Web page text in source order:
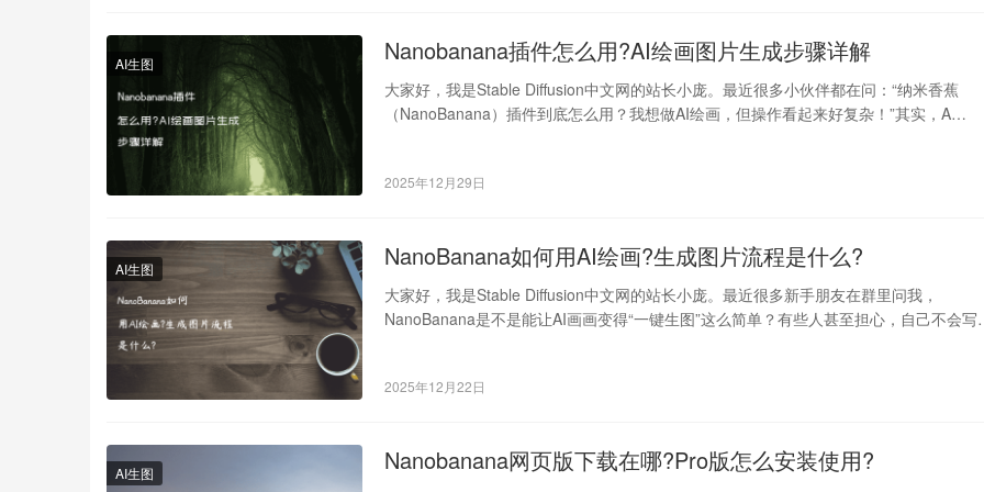
AI生图 Nanobanana插件怎么用?AI绘画图片生成步骤详解
大家好，我是Stable Diffusion中文网的站长小庞。最近很多小伙伴都在问：“纳米香蕉
（NanoBanana）插件到底怎么用？我想做AI绘画，但操作看起来好复杂！”其实，A…
2025年12月29日
AI生图 NanoBanana如何用AI绘画?生成图片流程是什么?
大家好，我是Stable Diffusion中文网的站长小庞。最近很多新手朋友在群里问我，
NanoBanana是不是能让AI画画变得“一键生图”这么简单？有些人甚至担心，自己不会
2025年12月22日
AI生图 Nanobanana网页版下载在哪?Pro版怎么安装使用?